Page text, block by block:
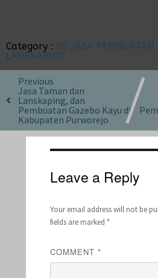
Category : 05 JASA
LANSKAPING
Previous
Jasa Taman dan
Lanskaping, dan
Pembuatan Gazebo Kayu di
Kabupaten Purworejo
Leave a Reply
Your email address will not be
fields are marked *
COMMENT *